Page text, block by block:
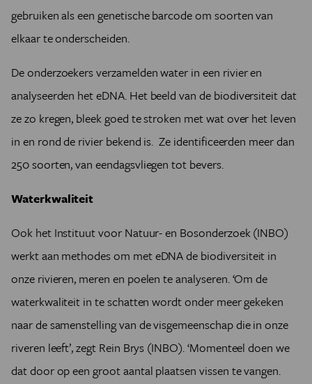
gebruiken als een genetische barcode om soorten van
elkaar te onderscheiden.
De onderzoekers verzamelden water in een rivier en
analyseerden het eDNA. Het beeld van de biodiversiteit dat
ze zo kregen, bleek goed te stroken met wat over het leven
in en rond de rivier bekend is. Ze identificeerden meer dan
250 soorten, van eendagsvliegen tot bevers.
Waterkwaliteit
Ook het Instituut voor Natuur- en Bosonderzoek (INBO)
werkt aan methodes om met eDNA de biodiversiteit in
onze rivieren, meren en poelen te analyseren. ‘Om de
waterkwaliteit in te schatten wordt onder meer gekeken
naar de samenstelling van de visgemeenschap die in onze
riveren leeft’, zegt Rein Brys (INBO). ‘Momenteel doen we
dat door op een groot aantal plaatsen vissen te vangen.